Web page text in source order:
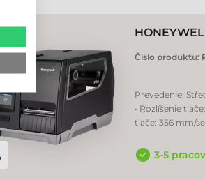
Číslo produktu:
Prevedenie:
• Rozlíšenie
tlače: 356 mm/
3-5